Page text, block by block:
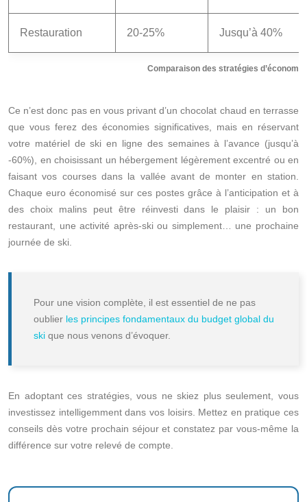
Comparaison des stratégies
Restauration 20-25% Jusqu’à 40%
Ce n’est donc pas en vous privant d’un chocolat chaud en terrasse
que vous ferez des économies significatives, mais en réservant
votre matériel de ski en ligne des semaines à l’avance (jusqu’à
-60%), en choisissant un hébergement légèrement excentré ou en
faisant vos courses dans la vallée avant de monter en station.
Chaque euro économisé sur ces postes grâce à l’anticipation et à
des choix malins peut être réinvesti dans le plaisir : un bon
restaurant, une activité après-ski ou simplement… une prochaine
journée de ski.
Pour une vision complète, il est essentiel de ne pas
oublier les principes fondamentaux du budget global du
ski que nous venons d’évoquer.
En adoptant ces stratégies, vous ne skiez plus seulement, vous
investissez intelligemment dans vos loisirs. Mettez en pratique ces
conseils dès votre prochain séjour et constatez par vous-même la
différence sur votre relevé de compte.